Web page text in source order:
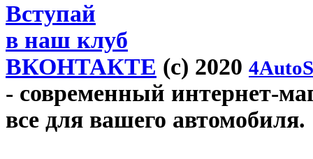
Вступай
в наш клуб
ВКОНТАКТЕ (c) 2020
- современный интернет-
все для вашего автомобиля.